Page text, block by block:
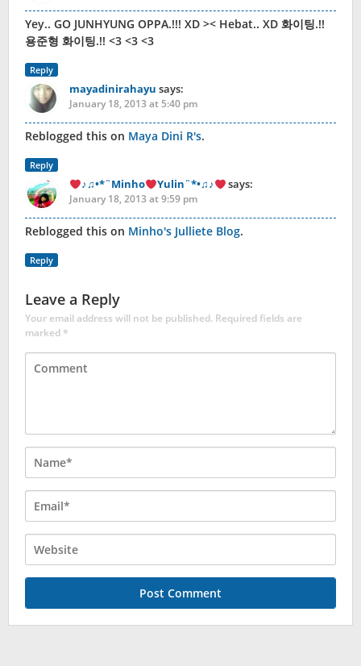
Yey.. GO JUNHYUNG OPPA.!!! XD >< Hebat.. XD 화이팅.!!
용준형 화이팅.!! <3 <3 <3
Reply
mayadinirahayu says:
January 18, 2013 at 5:40 pm
Reblogged this on Maya Dini R's.
Reply
♪♫•*¨Minho Yulin¨*•♫♪ says:
January 18, 2013 at 9:59 pm
Reblogged this on Minho's Julliete Blog.
Reply
Leave a Reply
Your email address will not be published. Required fields are
marked*